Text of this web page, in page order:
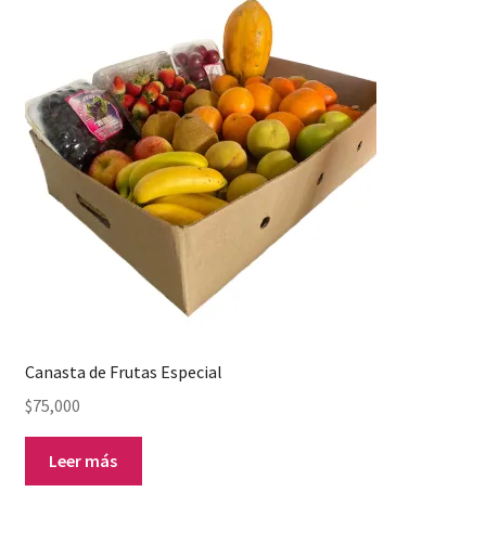
Canasta de Frutas Especial
$75,000
Leer más